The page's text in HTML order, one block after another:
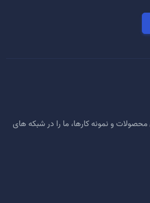
محصولات و نمونه کارها، ما را در شبکه های